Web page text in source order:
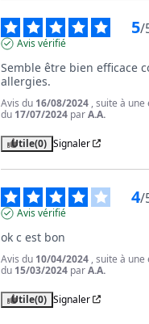
5/
Avis vérifié
Semble être bien efficace
allergies.
Avis du 16/08/2024 , suite à
du 17/07/2024 parA.A.
Utile(0) Signaler
4/
Avis vérifié
ok c est bon
Avis du 10/04/2024 , suite à
du 15/03/2024 parA.A.
Utile(0) Signaler